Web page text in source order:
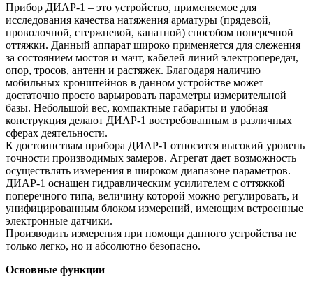
Прибор ДИАР-1 – это устройство, применяемое для
исследования качества натяжения арматуры (прядевой,
проволочной, стержневой, канатной) способом поперечной
оттяжки. Данный аппарат широко применяется для слежения
за состоянием мостов и мачт, кабелей линий электропередач,
опор, тросов, антенн и растяжек. Благодаря наличию
мобильных кронштейнов в данном устройстве может
достаточно просто варьировать параметры измерительной
базы. Небольшой вес, компактные габариты и удобная
конструкция делают ДИАР-1 востребованным в различных
сферах деятельности.
К достоинствам прибора ДИАР-1 относится высокий уровень
точности производимых замеров. Агрегат дает возможность
осуществлять измерения в широком диапазоне параметров.
ДИАР-1 оснащен гидравлическим усилителем с оттяжкой
поперечного типа, величину которой можно регулировать, и
унифицированным блоком измерений, имеющим встроенные
электронные датчики.
Производить измерения при помощи данного устройства не
только легко, но и абсолютно безопасно.
Основные функции